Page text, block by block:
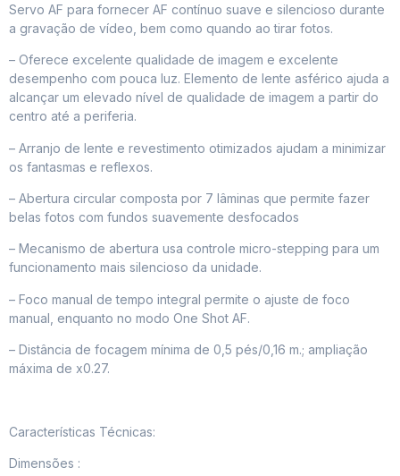
Servo AF para fornecer AF contínuo suave e silencioso durante
a gravação de vídeo, bem como quando ao tirar fotos.
– Oferece excelente qualidade de imagem e excelente
desempenho com pouca luz. Elemento de lente asférico ajuda a
alcançar um elevado nível de qualidade de imagem a partir do
centro até a periferia.
– Arranjo de lente e revestimento otimizados ajudam a minimizar
os fantasmas e reflexos.
– Abertura circular composta por 7 lâminas que permite fazer
belas fotos com fundos suavemente desfocados
– Mecanismo de abertura usa controle micro-stepping para um
funcionamento mais silencioso da unidade.
– Foco manual de tempo integral permite o ajuste de foco
manual, enquanto no modo One Shot AF.
– Distância de focagem mínima de 0,5 pés/0,16 m.; ampliação
máxima de x0.27.
Características Técnicas:
Dimensões :